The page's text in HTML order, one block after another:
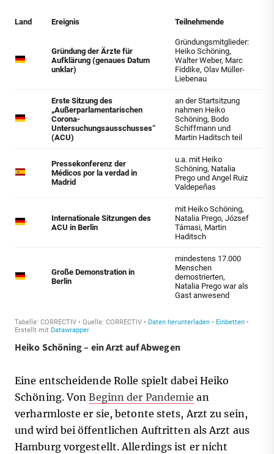
Heiko Schöning – ein Arzt auf Abwegen
Eine entscheidende Rolle spielt dabei Heiko
Schöning. VonBeginn der Pandemie an
verharmloste er sie, betonte stets, Arzt zu sein,
und wird bei öffentlichen Auftritten als Arzt aus
Hamburg vorgestellt. Allerdings ist er nicht